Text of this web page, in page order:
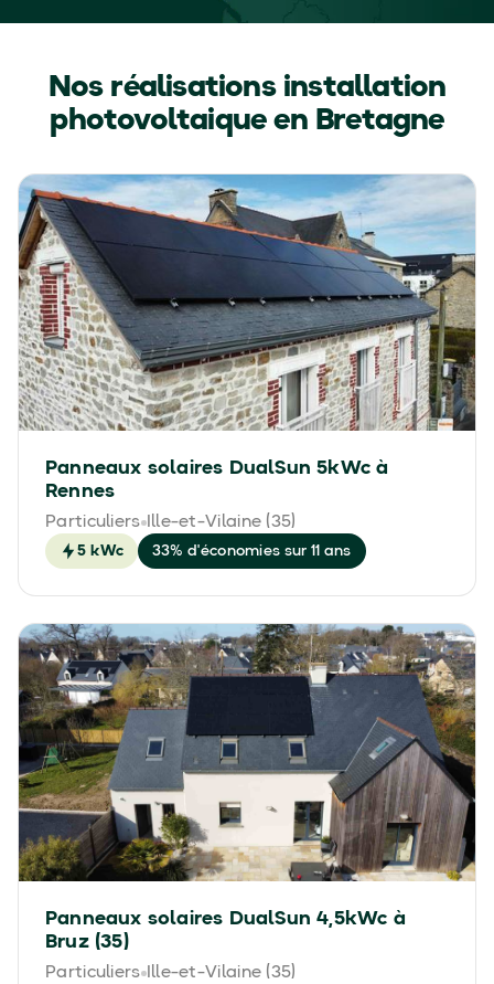
Nos réalisations installation
photovoltaique en Bretagne
Panneaux solaires DualSun 5kWc à
Rennes
Particuliers Ille-et-Vilaine (35)
5 kWc 33% d'économies sur 11 ans
Panneaux solaires DualSun 4,5kWc à
Bruz (35)
Particuliers Ille-et-Vilaine (35)